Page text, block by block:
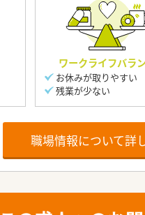
ワークライフバラ
お休みが取りやすい
残業が少ない
職場情報について詳